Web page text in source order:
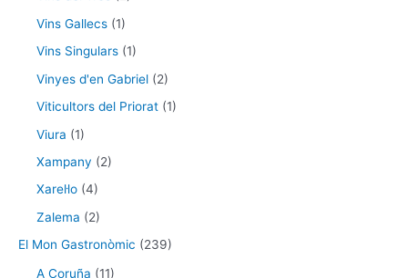
Vins Gallecs (1)
Vins Singulars (1)
Vinyes d'en Gabriel (2)
Viticultors del Priorat (1)
Viura (1)
Xampany (2)
Xarel·lo (4)
Zalema (2)
El Mon Gastronòmic (239)
A Coruña (11)